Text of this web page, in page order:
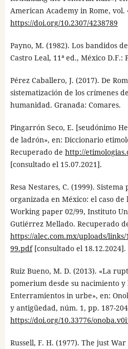
American Academy in Rome, vol.
https://doi.org/10.2307/4238789
Payno, M. (1982). Los bandidos
Castro Leal, 11ª ed., México D.F.:
Pérez Caballero, J. (2017). De
sistematización de los crímenes
humanidad. Granada: Comares.
Pingarrón Seco, E. [seudónimo
de ladrón», en: Diccionario
Recuperado de http://
[consultado el 15.07.2021].
Resa Nestares, C. (1999).
organizada en México: el caso
Working paper 02/99, Instituto
Gutiérrez Mellado. Recuperado
https://alec.com.mx/uploads/links/
99.pdf[consultado el 18.12.2024].
Ruiz Bueno, M. D. (2013). «La
pomerium desde su nacimiento y
Enterramientos in urbe», en:
y antigüedad, núm. 1, pp. 187-
https://doi.org/10.33776/
Russell, F. H. (1977). The just